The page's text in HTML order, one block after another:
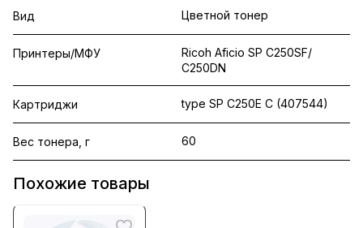
Вид Цветной тонер
Принтеры/МФУ
Ricoh Aficio SP C250SF/
C250DN
Картриджи type SP C250E C (407544)
Вес тонера, г 60
Похожие товары